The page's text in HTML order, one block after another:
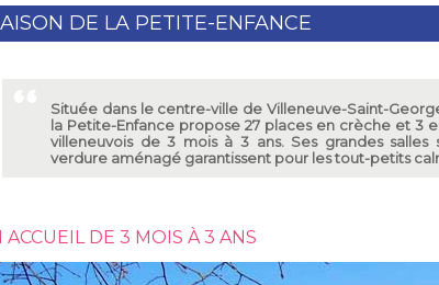
DE LA PETITE-ENFANCE
Située dans le centre-ville de Villeneuve-Saint-
la Petite-Enfance propose 27 places en crèche et 3
villeneuvois de 3 mois à 3 ans. Ses grandes
verdure aménagé garantissent pour les tout-petits
ACCUEIL DE 3 MOIS À 3 ANS